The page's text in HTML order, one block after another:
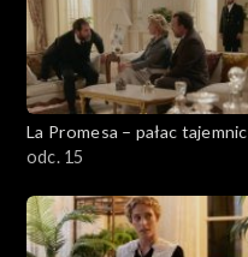
La Promesa – pałac tajemnic
odc. 15